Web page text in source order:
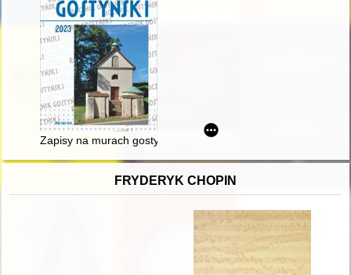
Zapisy na murach gostyńskiej fary
FRYDERYK CHOPIN